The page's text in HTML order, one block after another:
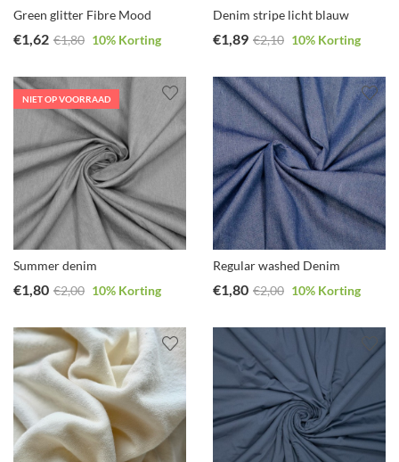
Green glitter Fibre Mood
€1,62 €1,80 10% Korting
Denim stripe licht blauw
€1,89 €2,10 10% Korting
NIET OP VOORRAAD
Summer denim
€1,80 €2,00 10% Korting
Regular washed Denim
€1,80 €2,00 10% Korting